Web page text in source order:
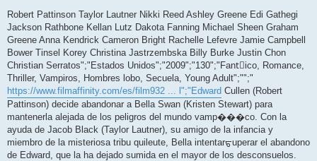
Robert Pattinson Taylor Lautner Nikki Reed Ashley Greene Edi Gathegi
Jackson Rathbone Kellan Lutz Dakota Fanning Michael Sheen Graham
Greene Anna Kendrick Cameron Bright Rachelle Lefevre Jamie Campbell
Bower Tinsel Korey Christina Jastrzembska Billy Burke Justin Chon
Christian Serratos";"Estados Unidos";"2009";"130";"Fant᳴ico, Romance,
Thriller, Vampiros, Hombres lobo, Secuela, Young Adult";"";"
https://www.filmaffinity.com/es/film932 ... l";"Edward Cullen (Robert
Pattinson) decide abandonar a Bella Swan (Kristen Stewart) para
mantenerla alejada de los peligros del mundo vamp���co. Con la
ayuda de Jacob Black (Taylor Lautner), su amigo de la infancia y
miembro de la misteriosa tribu quileute, Bella intentarᠳuperar el abandono
de Edward, que la ha dejado sumida en el mayor de los desconsuelos.